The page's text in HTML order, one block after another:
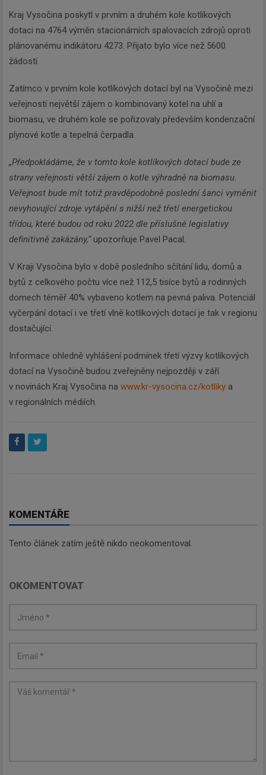
Kraj Vysočina poskytl v prvním a druhém kole kotlíkových
dotaci na 4764 výměn stacionárních spalovacích zdrojů oproti
plánovanému indikátoru 4273. Přijato bylo více než 5600
žádostí.
Zatímco v prvním kole kotlíkových dotací byl na Vysočině mezi
veřejností největší zájem o kombinovaný kotel na uhlí a
biomasu, ve druhém kole se pořizovaly především kondenzační
plynové kotle a tepelná čerpadla.
„Předpokládáme, že v tomto kole kotlíkových dotací bude ze
strany veřejnosti větší zájem o kotle výhradně na biomasu.
Veřejnost bude mít totiž pravděpodobně poslední šanci vyměnit
nevyhovující zdroje vytápění s nižší než třetí energetickou
třídou, které budou od roku 2022 dle příslušné legislativy
definitivně zakázány,“upozorňuje Pavel Pacal.
V Kraji Vysočina bylo v době posledního sčítání lidu, domů a
bytů z celkového počtu více než 112,5 tisíce bytů a rodinných
domech téměř 40% vybaveno kotlem na pevná paliva. Potenciál
vyčerpání dotací i ve třetí vlně kotlíkových dotací je tak v regionu
dostačující.
Informace ohledně vyhlášení podmínek třetí výzvy kotlíkových
dotací na Vysočině budou zveřejněny nejpozději v září
v novinách Kraj Vysočina na www.kr-vysocina.cz/kotliky a
v regionálních médiích.
KOMENTÁŘE
Tento článek zatím ještě nikdo neokomentoval.
OKOMENTOVAT
Zadejte váš email a my Vám
budeme zasílat ty nejdůležitější
informace, maximálně 1x týdně.